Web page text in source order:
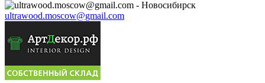
ultrawood.moscow@gmail.com